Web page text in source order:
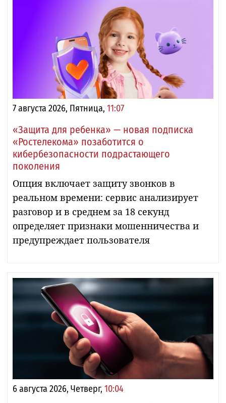
7 августа 2026, Пятница, 11:07
«Защита для ребенка» — новая подписка
«Ростелекома» позаботится о
кибербезопасности подрастающего
поколения
Опция включает защиту звонков в
реальном времени: сервис анализирует
разговор и в среднем за 18 секунд
определяет признаки мошенничества и
предупреждает пользователя
6 августа 2026, Четверг, 10:04